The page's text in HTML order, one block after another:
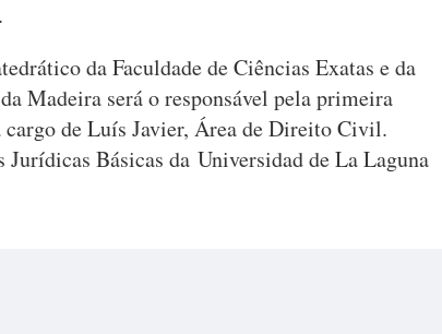
da Faculdade de Ciências Exatas e da
Madeira será o responsável pela primeira
cargo de Luís Javier, Área de Direito Civil.
Básicas da Universidad de La Laguna